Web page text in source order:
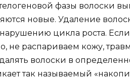
фазы волоски
новые. Удаление
цикла роста.
не распариваем кожу,
волоски в
так называемый